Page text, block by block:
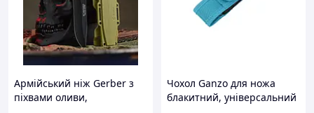
Армійський ніж Gerber з
піхвами оливи,
Чохол Ganzo для ножа
блакитний, універсальний